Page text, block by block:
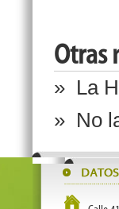
Otras
» La
» No